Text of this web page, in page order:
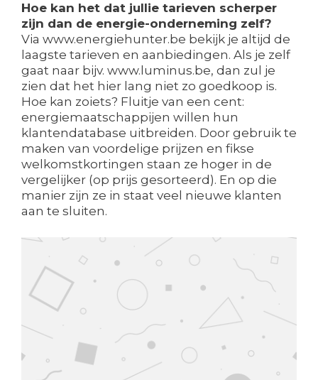
Hoe kan het dat jullie tarieven scherper
zijn dan de energie-onderneming zelf?
Via www.energiehunter.be bekijk je altijd de
laagste tarieven en aanbiedingen. Als je zelf
gaat naar bijv. www.luminus.be, dan zul je
zien dat het hier lang niet zo goedkoop is.
Hoe kan zoiets? Fluitje van een cent:
energiemaatschappijen willen hun
klantendatabase uitbreiden. Door gebruik te
maken van voordelige prijzen en fikse
welkomstkortingen staan ze hoger in de
vergelijker (op prijs gesorteerd). En op die
manier zijn ze in staat veel nieuwe klanten
aan te sluiten.